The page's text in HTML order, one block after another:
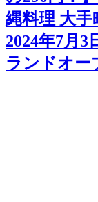
縄料理 大
2024年7月
ランドオー